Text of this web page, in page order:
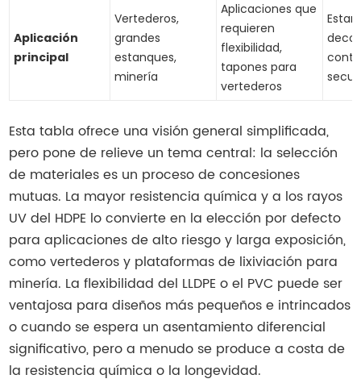
Aplicación
principal
Vertederos,
grandes
estanques,
minería
Aplicaciones que
requieren
flexibilidad,
tapones para
vertederos
Esta tabla ofrece una visión general simplificada,
pero pone de relieve un tema central: la selección
de materiales es un proceso de concesiones
mutuas. La mayor resistencia química y a los rayos
UV del HDPE lo convierte en la elección por defecto
para aplicaciones de alto riesgo y larga exposición,
como vertederos y plataformas de lixiviación para
minería. La flexibilidad del LLDPE o el PVC puede ser
ventajosa para diseños más pequeños e intrincados
o cuando se espera un asentamiento diferencial
significativo, pero a menudo se produce a costa de
la resistencia química o la longevidad.